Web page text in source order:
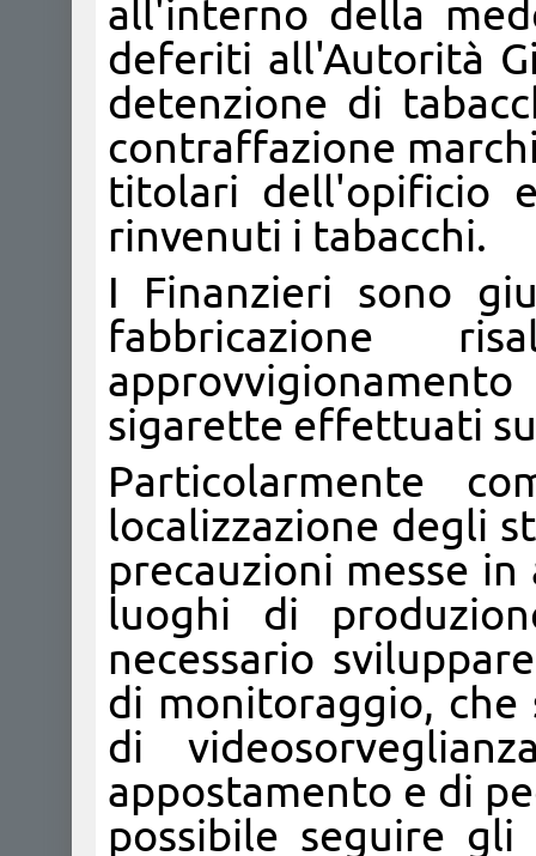
all'interno della
deferiti all'Autorità
detenzione di
contraffazione
titolari dell'opificio
rinvenuti i tabacchi.
I Finanzieri sono
fabbricazione
sigarette effettuati
Particolarmente
localizzazione degli
precauzioni messe
luoghi di
necessario
di monitoraggio, che
di
appostamento e di
possibile seguire